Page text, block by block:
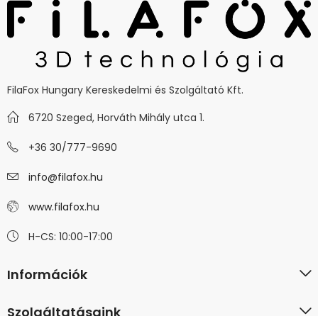
FilaFox Hungary Kereskedelmi és Szolgáltató Kft.
6720 Szeged, Horváth Mihály utca 1.
+36 30/777-9690
info@filafox.hu
www.filafox.hu
H-CS: 10:00-17:00
Információk
Szolgáltatásaink